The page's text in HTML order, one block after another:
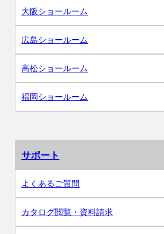
大阪ショールーム
広島ショールーム
高松ショールーム
福岡ショールーム
サポート
よくあるご質問
カタログ閲覧・資料請求